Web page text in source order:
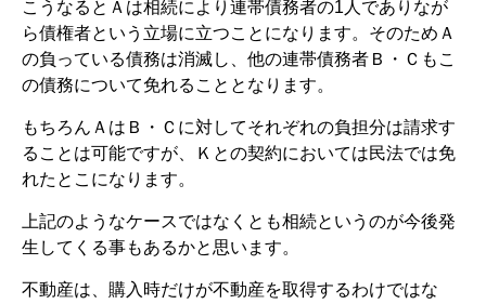
こうなるとＡは相続により連帯債務者の1人でありなが
ら債権者という立場に立つことになります。そのためＡ
の負っている債務は消滅し、他の連帯債務者Ｂ・Ｃもこ
の債務について免れることとなります。
もちろんＡはＢ・Ｃに対してそれぞれの負担分は請求す
ることは可能ですが、Ｋとの契約においては民法では免
れたとこになります。
上記のようなケースではなくとも相続というのが今後発
生してくる事もあるかと思います。
不動産は、購入時だけが不動産を取得するわけではな